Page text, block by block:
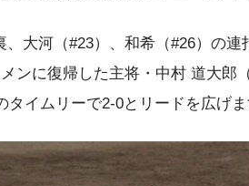
、大河（#23）、和希（#26）の
ンに復帰した主将・中村 道大郎
タイムリーで2-0とリードを広げま